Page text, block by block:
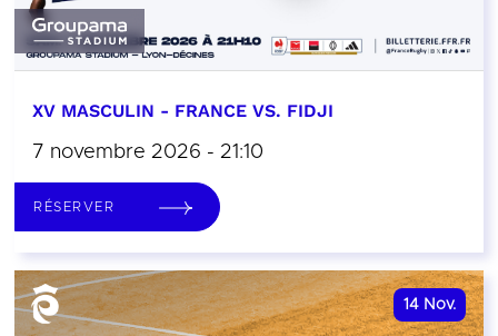
XV MASCULIN - FRANCE VS. FIDJI
7 novembre 2026 - 21:10
RÉSERVER
14 Nov.